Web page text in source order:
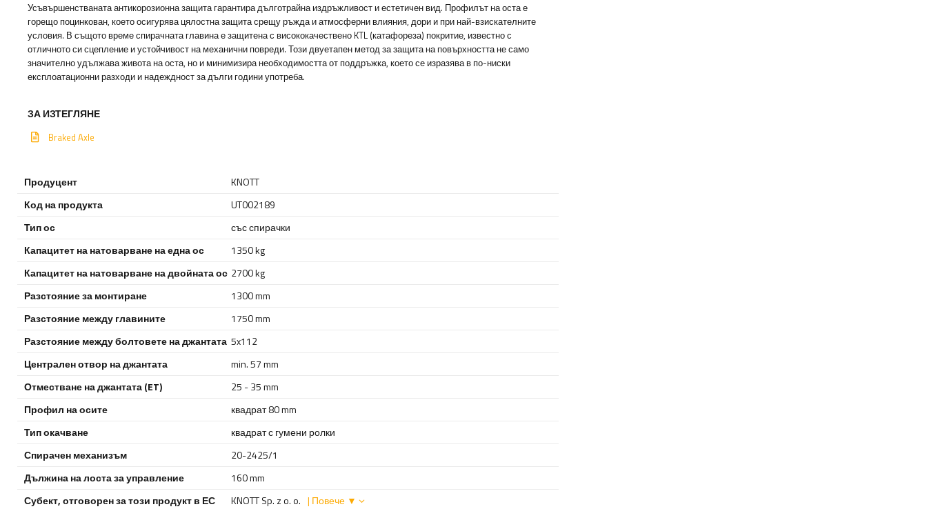
Усъвършенстваната антикорозионна защита гарантира дълготрайна издръжливост и естетичен вид. Профилът на оста е
горещо поцинкован, което осигурява цялостна защита срещу ръжда и атмосферни влияния, дори и при най-взискателните
условия. В същото време спирачната главина е защитена с висококачествено KTL (катафореза) покритие, известно с
отличното си сцепление и устойчивост на механични повреди. Този двуетапен метод за защита на повърхността не само
значително удължава живота на оста, но и минимизира необходимостта от поддръжка, което се изразява в по-ниски
експлоатационни разходи и надеждност за дълги години употреба.
ЗА ИЗТЕГЛЯНЕ
Braked Axle
Продуцент
KNOTT
Код на продукта
UT002189
Тип ос
със спирачки
Капацитет на натоварване на една ос
1350 kg
Капацитет на натоварване на двойната ос 2700 kg
Разстояние за монтиране
1300 mm
Разстояние между главините
1750 mm
Разстояние между болтовете на джантата 5x112
Централен отвор на джантата
min. 57 mm
Отместване на джантата (ET)
25 - 35 mm
Профил на осите
квадрат 80 mm
Тип окачване
квадрат с гумени ролки
Спирачен механизъм
20-2425/1
Дължина на лоста за управление
160 mm
Субект, отговорен за този продукт в ЕС
KNOTT Sp. z o. o. | Повече ▼